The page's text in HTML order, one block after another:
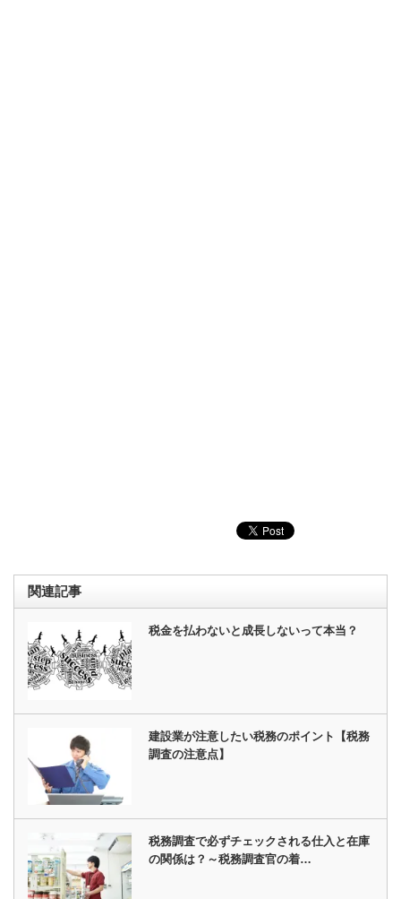
関連記事
税金を払わないと成長しないって本当？
建設業が注意したい税務のポイント【税務
調査の注意点】
税務調査で必ずチェックされる仕入と在庫
の関係は？～税務調査官の着…